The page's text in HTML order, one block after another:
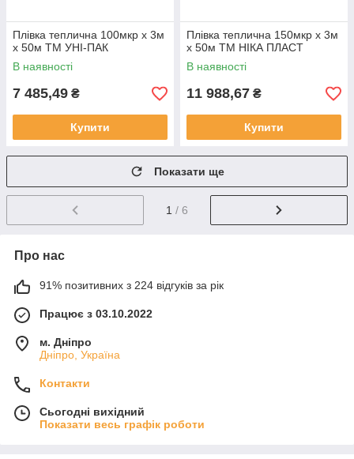
Плівка теплична 100мкр х 3м
х 50м ТМ УНІ-ПАК
В наявності
7 485,49 ₴
Купити
Плівка теплична 150мкр х 3м
х 50м ТМ НІКА ПЛАСТ
В наявності
11 988,67 ₴
Купити
Показати ще
1 / 6
Про нас
91% позитивних з 224 відгуків за рік
Працює з 03.10.2022
м. Дніпро
Дніпро, Україна
Контакти
Сьогодні вихідний
Показати весь графік роботи